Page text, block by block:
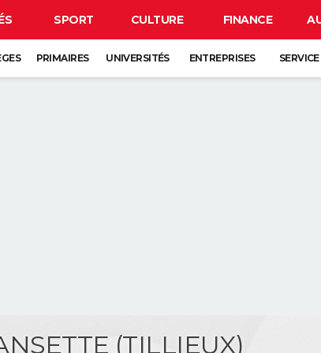
SPORT CULTURE FINANCE
PRIMAIRES UNIVERSITÉS ENTREPRISES
(TILLIEUX)